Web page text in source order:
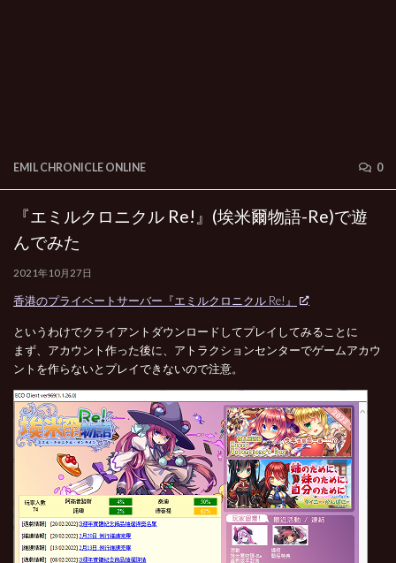
EMIL CHRONICLE ONLINE 0
『エミルクロニクル Re!』(埃米爾物語-Re)で遊
んでみた
2021年10月27日
香港のプライベートサーバー『エミルクロニクル Re!』
というわけでクライアントダウンロードしてプレイしてみることに
まず、アカウント作った後に、アトラクションセンターでゲームアカウ
ントを作らないとプレイできないので注意。